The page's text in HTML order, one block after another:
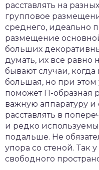
расставлять на
групповое
среднего, идеально
размещение
больших
думать, их все равно
бывают случаи, когда
большая, но при этом
поможет П-образная
важную аппаратуру
расставлять в
и редко
подальше. Не
упора со стеной. Так
свободного